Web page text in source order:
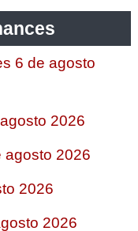
6 de agosto
2026
agosto 2026
2026
2026